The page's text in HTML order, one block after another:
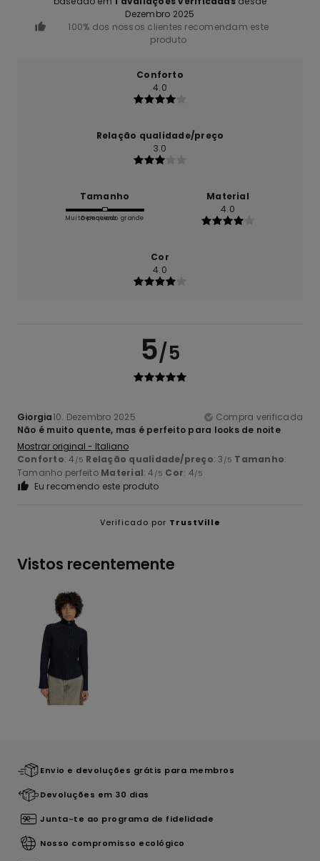
Dezembro 2025
100% dos nossos clientes recomendam este
produto
Conforto
4.0
Relação qualidade/preço
3.0
Tamanho
Muito pequeno
Demasiado grande
Material
4.0
Cor
4.0
5/5
Giorgia10. Dezembro 2025
Compra verificada
Não é muito quente, mas é perfeito para looks de noite
Mostrar original - Italiano
Conforto: 4 /5 Relação qualidade/preço: 3 /5 Tamanho:
Tamanho perfeito Material: 4 /5 Cor: 4/5
Eu recomendo este produto
Verificado por TrustVille
Vistos recentemente
Envio e devoluções grátis para membros
Devoluções em 30 dias
Junta-te ao programa de fidelidade
Nosso compromisso ecológico